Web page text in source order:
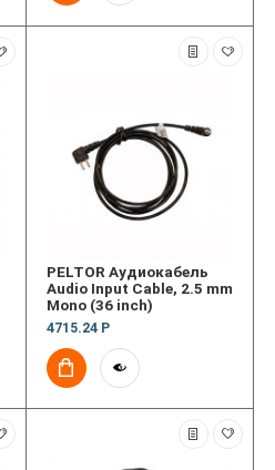
PELTOR Аудиокабель
Audio Input Cable, 2.5 mm
Mono (36 inch)
4715.24 Р